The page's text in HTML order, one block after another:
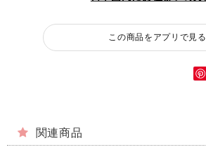
この商品をアプリで見る
関連商品